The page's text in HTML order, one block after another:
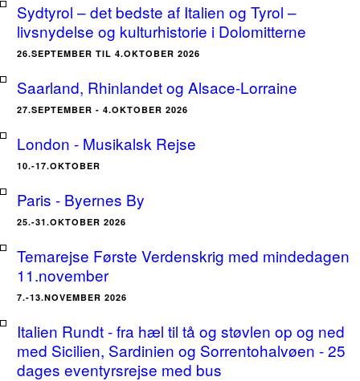
Sydtyrol – det bedste af Italien og Tyrol –
livsnydelse og kulturhistorie i Dolomitterne
26.SEPTEMBER TIL 4.OKTOBER 2026
Saarland, Rhinlandet og Alsace-Lorraine
27.SEPTEMBER - 4.OKTOBER 2026
London - Musikalsk Rejse
10.-17.OKTOBER
Paris - Byernes By
25.-31.OKTOBER 2026
Temarejse Første Verdenskrig med mindedagen
11.november
7.-13.NOVEMBER 2026
Italien Rundt - fra hæl til tå og støvlen op og ned
med Sicilien, Sardinien og Sorrentohalvøen - 25
dages eventyrsrejse med bus